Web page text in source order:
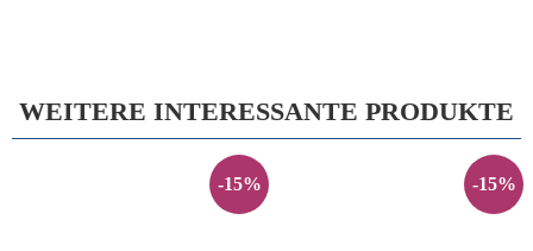
WEITERE INTERESSANTE PRODUKTE
-15% -15%